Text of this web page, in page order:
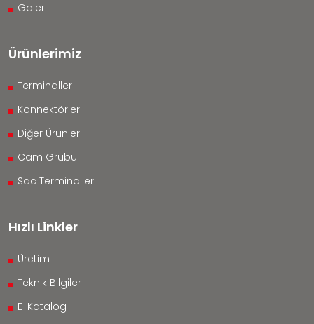
Galeri
Ürünlerimiz
Terminaller
Konnektörler
Diğer Ürünler
Cam Grubu
Sac Terminaller
Hızlı Linkler
Üretim
Teknik Bilgiler
E-Katalog